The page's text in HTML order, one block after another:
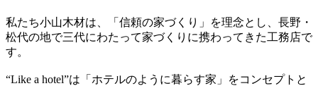
私たち小山木材は、「信頼の家づくり」を理念とし、長野・
松代の地で三代にわたって家づくりに携わってきた工務店で
す。
“Like a hotel”は「ホテルのように暮らす家」をコンセプトと